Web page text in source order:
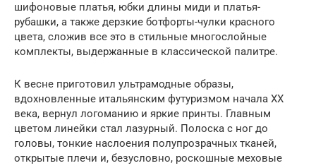
шифоновые платья, юбки длины миди и платья-
рубашки, а также дерзкие ботфорты-чулки красного
цвета, сложив все это в стильные многослойные
комплекты, выдержанные в классической палитре.
К весне приготовил ультрамодные образы,
вдохновленные итальянским футуризмом начала ХХ
века, вернул логоманию и яркие принты. Главным
цветом линейки стал лазурный. Полоска с ног до
головы, тонкие наслоения полупрозрачных тканей,
открытые плечи и, безусловно, роскошные меховые